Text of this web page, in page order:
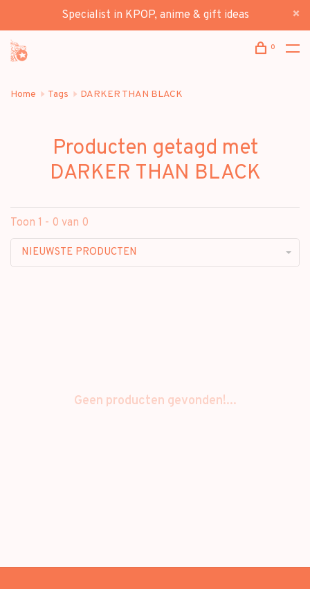
Specialist in KPOP, anime & gift ideas
0
Home Tags DARKER THAN BLACK
Producten getagd met
DARKER THAN BLACK
Toon 1 - 0 van 0
NIEUWSTE PRODUCTEN
Geen producten gevonden!...